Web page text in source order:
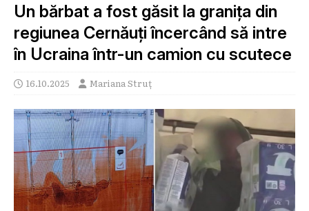
Un bărbat a fost găsit la granița din
regiunea Cernăuți încercând să intre
în Ucraina într-un camion cu scutece
16.10.2025 Mariana Struț